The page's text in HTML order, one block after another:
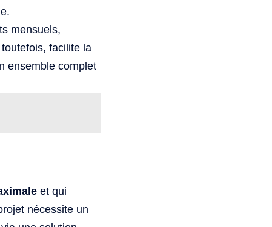
mensuels,
facilite la
ensemble complet
et qui
nécessite un